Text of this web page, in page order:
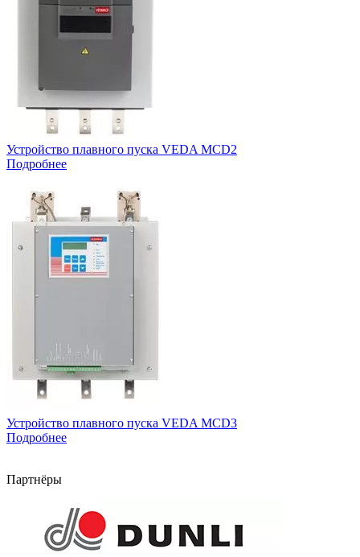
Устройство плавного пуска VEDA MCD2
Подробнее
Устройство плавного пуска VEDA MCD3
Подробнее
Партнёры